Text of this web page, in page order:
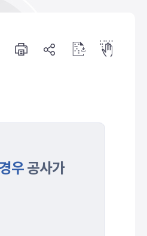
프
린
공
유
점
자
점
자
우 공사가